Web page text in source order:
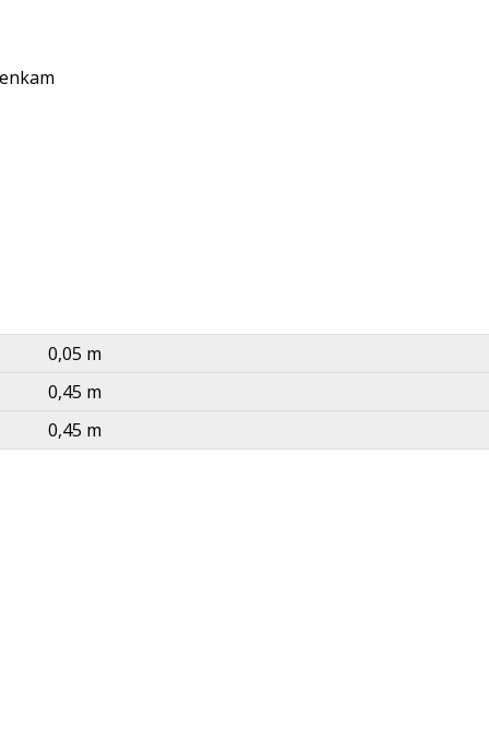
0,05 m
0,45 m
0,45 m